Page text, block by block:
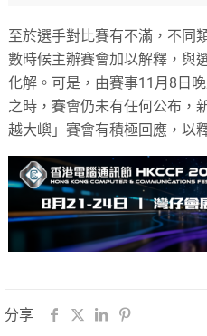
至於選手對比賽有不滿，不同
數時候主辦賽會加以解釋，與
化解。可是，由賽事11月8日
之時，賽會仍未有任何公布，
越大嶼」賽會有積極回應，以
分享